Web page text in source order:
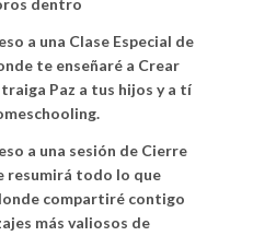
dentro
a una Clase Especial de
te enseñaré a Crear
Paz a tus hijos y a tí
a una sesión de Cierre
resumirá todo lo que
compartiré contigo
más valiosos de